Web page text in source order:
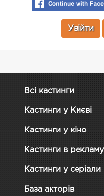
Увійти
Всі кастинги
Кастинги у Києві
Кастинги у кіно
Кастинги в рекламу
Кастинги у серіали
База акторів